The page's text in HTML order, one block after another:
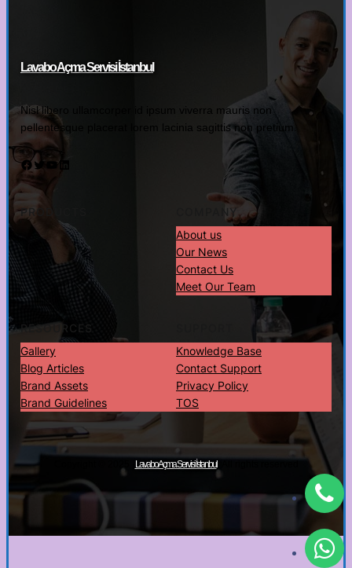
Lavabo Açma Servisi İstanbul
Nisl libero ullamcorper id ipsum viverra mauris non
pellentesque placerat lorem lacinia sagittis non pretium.
Facebook Twitter YouTube LinkedIn
PRODUCTS
COMPANY
About us
Our News
Contact Us
Meet Our Team
RESOURCES
Gallery
Blog Articles
Brand Assets
Brand Guidelines
Knowledge Base
Contact Support
Privacy Policy
TOS
Lavabo Açma Servisi İstanbul· All rights reserved